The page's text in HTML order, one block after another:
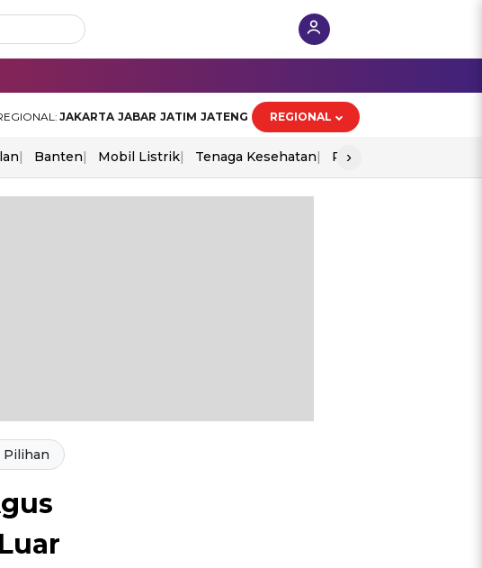
JAKARTA JABAR JATIM JATENG REGIONAL
Banten Mobil Listrik Tenaga Kesehatan Perang As-Iran
›
Pilihan